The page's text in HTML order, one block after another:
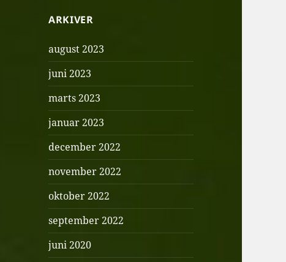
ARKIVER
august 2023
juni 2023
marts 2023
januar 2023
december 2022
november 2022
oktober 2022
september 2022
juni 2020